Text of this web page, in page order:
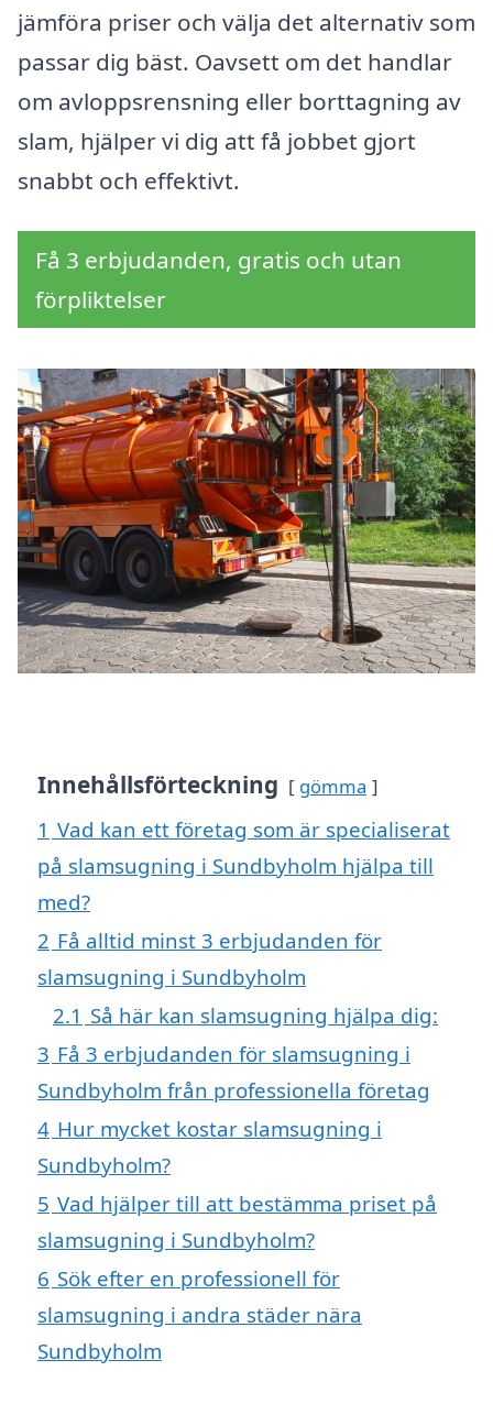
jämföra priser och välja det alternativ som
passar dig bäst. Oavsett om det handlar
om avloppsrensning eller borttagning av
slam, hjälper vi dig att få jobbet gjort
snabbt och effektivt.
Få 3 erbjudanden, gratis och utan
förpliktelser
Innehållsförteckning gömma
1 Vad kan ett företag som är specialiserat
på slamsugning i Sundbyholm hjälpa till
med?
2 Få alltid minst 3 erbjudanden för
slamsugning i Sundbyholm
2.1 Så här kan slamsugning hjälpa dig:
3 Få 3 erbjudanden för slamsugning i
Sundbyholm från professionella företag
4 Hur mycket kostar slamsugning i
Sundbyholm?
5 Vad hjälper till att bestämma priset på
slamsugning i Sundbyholm?
6 Sök efter en professionell för
slamsugning i andra städer nära
Sundbyholm